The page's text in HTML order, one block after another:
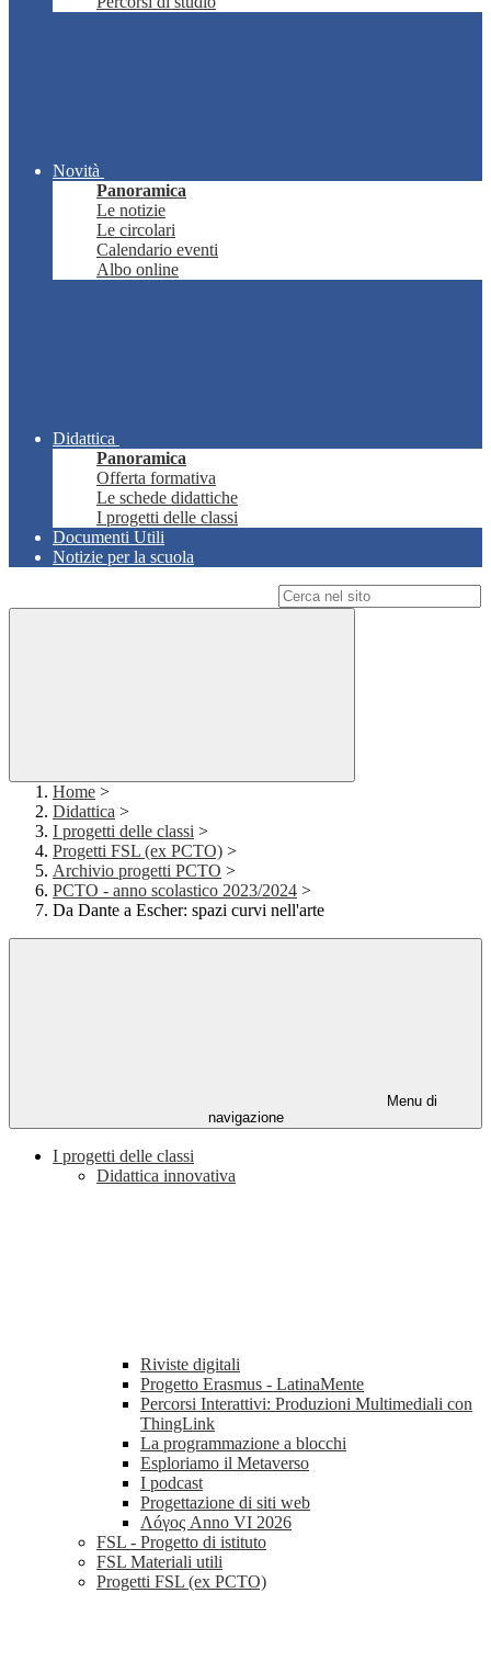
Novità
Panoramica
Le notizie
Le circolari
Calendario eventi
Albo online
Didattica
Panoramica
Offerta formativa
Le schede didattiche
I progetti delle classi
Documenti Utili
Notizie per la scuola
Home >
Didattica >
I progetti delle classi >
Progetti FSL (ex PCTO) >
Archivio progetti PCTO >
PCTO - anno scolastico 2023/2024 >
Da Dante a Escher: spazi curvi nell'arte
Menu di
navigazione
I progetti delle classi
Didattica innovativa
Riviste digitali
Progetto Erasmus - LatinaMente
Percorsi Interattivi: Produzioni Multimediali con
ThingLink
La programmazione a blocchi
Esploriamo il Metaverso
I podcast
Progettazione di siti web
Λóγος Anno VI 2026
FSL - Progetto di istituto
FSL Materiali utili
Progetti FSL (ex PCTO)